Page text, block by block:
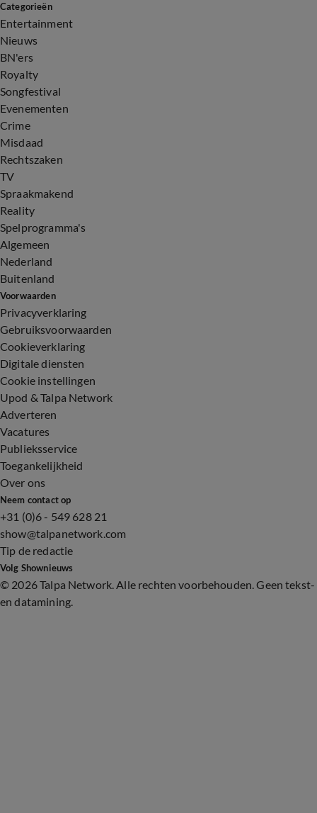
Categorieën
Entertainment
Nieuws
BN'ers
Royalty
Songfestival
Evenementen
Crime
Misdaad
Rechtszaken
TV
Spraakmakend
Reality
Spelprogramma's
Algemeen
Nederland
Buitenland
Voorwaarden
Privacyverklaring
Gebruiksvoorwaarden
Cookieverklaring
Digitale diensten
Cookie instellingen
Upod & Talpa Network
Adverteren
Vacatures
Publieksservice
Toegankelijkheid
Over ons
Neem contact op
+31 (0)6 - 549 628 21
show@talpanetwork.com
Tip de redactie
Volg Shownieuws
© 2026 Talpa Network. Alle rechten voorbehouden. Geen tekst-
en datamining.